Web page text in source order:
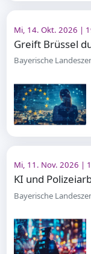
Mi, 14. Okt. 2026 |
Bayerische
Mi, 11. Nov. 2026 |
Bayerische